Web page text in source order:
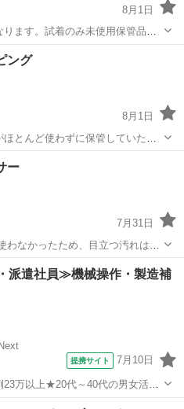
8月1日
ます。試着のみ未使用保管品と
着ぐるみ
ング
8月1日
とんど使わずに保管していた物
ピング
ー
7月31日
なかったため、目立つ汚れはあ
調節や、脚のストッパーを切り替
ー用品 バウンサー
派遣社員≫機械操作・製造補
提携サイト 7月10日
万以上★20代～40代の男女活躍
イカー通勤OK＆無料駐車場完